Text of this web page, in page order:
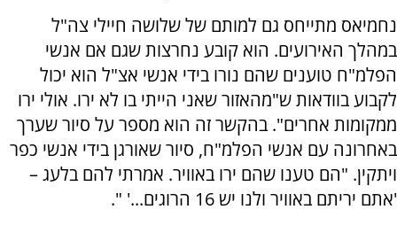
נחמיאס מתייחס גם למותם של שלושה חיילי צה"ל
במהלך האירועים. הוא קובע נחרצות שגם אם אנשי
הפלמ"ח טוענים שהם נורו בידי אנשי אצ"ל הוא יכול
לקבוע בוודאות ש"מהאזור שאני הייתי בו לא ירו. אולי ירו
ממקומות אחרים". בהקשר זה הוא מספר על סיור שערך
באחרונה עם אנשי הפלמ"ח, סיור שאורגן בידי אנשי כפר
ויתקין. "הם טענו שהם ירו באוויר. אמרתי להם בלעג –
'אתם יריתם באוויר ולנו יש 16 הרוגים...' ".